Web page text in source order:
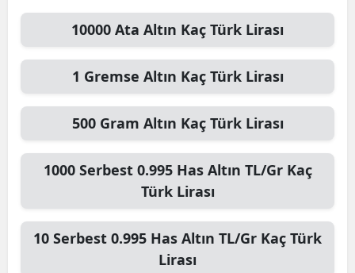
10000 Ata Altın Kaç Türk Lirası
1 Gremse Altın Kaç Türk Lirası
500 Gram Altın Kaç Türk Lirası
1000 Serbest 0.995 Has Altın TL/GrKaç
Türk Lirası
10 Serbest 0.995 Has Altın TL/Gr Kaç Türk
Lirası